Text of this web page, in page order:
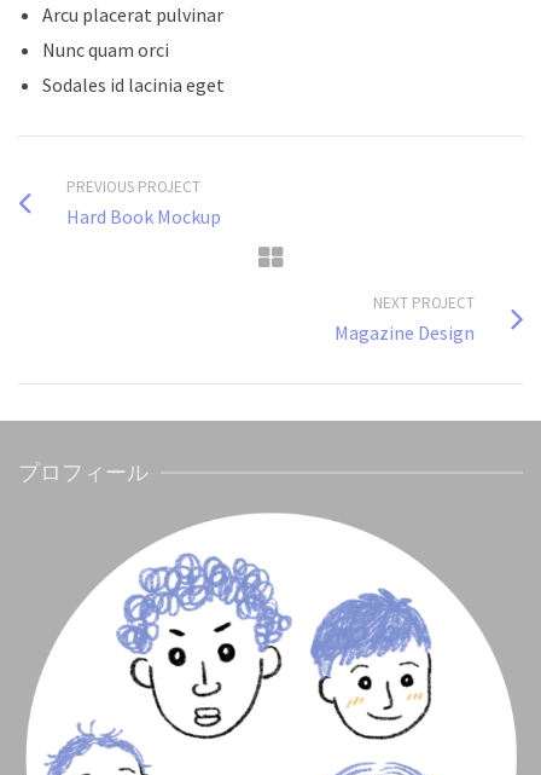
Arcu placerat pulvinar
Nunc quam orci
Sodales id lacinia eget
PREVIOUS PROJECT
Hard Book Mockup
NEXT PROJECT
Magazine Design
プロフィール